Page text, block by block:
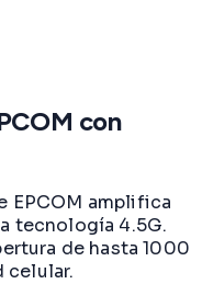
con
EPCOM amplifica
tecnología 4.5G.
de hasta 1000
celular.